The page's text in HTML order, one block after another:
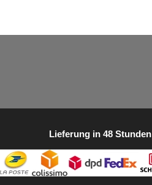
Lieferung in 48 Stunden